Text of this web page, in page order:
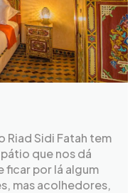
Riad Sidi Fatah tem
que nos dá
ficar por lá algum
mas acolhedores,